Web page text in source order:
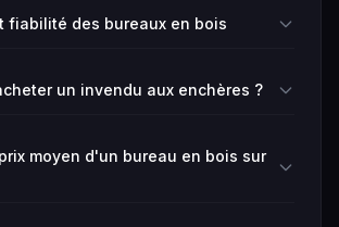
fiabilité des bureaux en bois
un invendu aux enchères ?
moyen d'un bureau en bois sur